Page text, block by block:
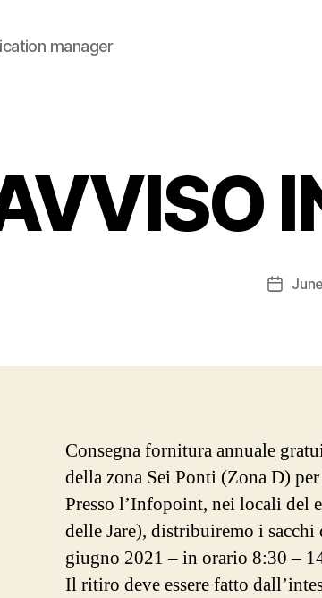
manager
Post
Consegna fornitura annuale
della zona Sei Ponti (Zona D)
Presso l’Infopoint, nei locali del
delle Jare), distribuiremo i
giugno 2021 – in orario 8:30 –
Il ritiro deve essere fatto